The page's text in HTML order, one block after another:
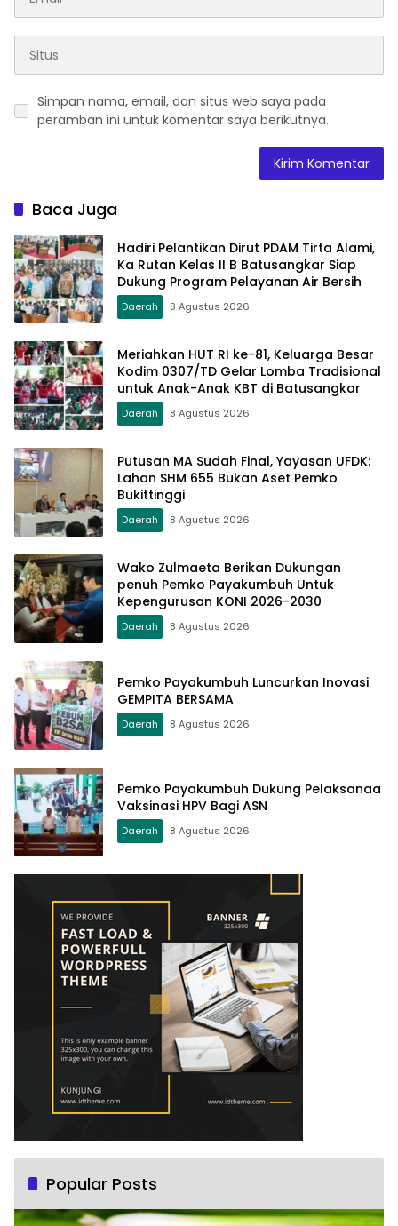
Simpan nama, email, dan situs web saya pada
peramban ini untuk komentar saya berikutnya.
Baca Juga
Hadiri Pelantikan Dirut PDAM Tirta Alami,
Ka Rutan Kelas II B Batusangkar Siap
Dukung Program Pelayanan Air Bersih
Daerah 8 Agustus 2026
Meriahkan HUT RI ke-81, Keluarga Besar
Kodim 0307/TD Gelar Lomba Tradisional
untuk Anak-Anak KBT di Batusangkar
Daerah 8 Agustus 2026
Putusan MA Sudah Final, Yayasan UFDK:
Lahan SHM 655 Bukan Aset Pemko
Bukittinggi
Daerah 8 Agustus 2026
Wako Zulmaeta Berikan Dukungan
penuh Pemko Payakumbuh Untuk
Kepengurusan KONI 2026-2030
Daerah 8 Agustus 2026
Pemko Payakumbuh Luncurkan Inovasi
GEMPITA BERSAMA
Daerah 8 Agustus 2026
Pemko Payakumbuh Dukung Pelaksanaa
Vaksinasi HPV Bagi ASN
Daerah 8 Agustus 2026
Popular Posts